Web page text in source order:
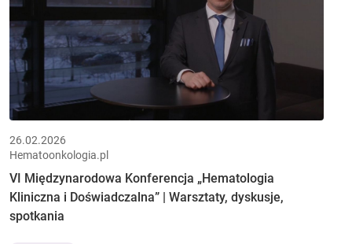
26.02.2026
Hematoonkologia.pl
VI Międzynarodowa Konferencja „Hematologia
Kliniczna i Doświadczalna” | Warsztaty, dyskusje,
spotkania